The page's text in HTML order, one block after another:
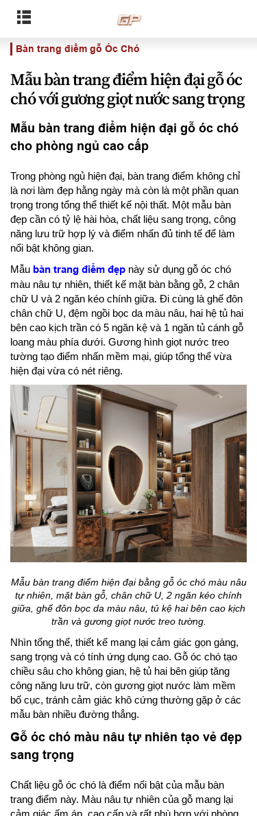
Bàn trang điểm gỗ Óc Chó
Mẫu bàn trang điểm hiện đại gỗ óc
chó với gương giọt nước sang trọng
Mẫu bàn trang điểm hiện đại gỗ óc chó
cho phòng ngủ cao cấp
Trong phòng ngủ hiện đại, bàn trang điểm không chỉ
là nơi làm đẹp hằng ngày mà còn là một phần quan
trọng trong tổng thể thiết kế nội thất. Một mẫu bàn
đẹp cần có tỷ lệ hài hòa, chất liệu sang trọng, công
năng lưu trữ hợp lý và điểm nhấn đủ tinh tế để làm
nổi bật không gian.
Mẫu bàn trang điểm đẹp này sử dụng gỗ óc chó
màu nâu tự nhiên, thiết kế mặt bàn bằng gỗ, 2 chân
chữ U và 2 ngăn kéo chính giữa. Đi cùng là ghế đôn
chân chữ U, đệm ngồi bọc da màu nâu, hai hệ tủ hai
bên cao kịch trần có 5 ngăn kệ và 1 ngăn tủ cánh gỗ
loang màu phía dưới. Gương hình giọt nước treo
tường tạo điểm nhấn mềm mại, giúp tổng thể vừa
hiện đại vừa có nét riêng.
Mẫu bàn trang điểm hiện đại bằng gỗ óc chó màu nâu
tự nhiên, mặt bàn gỗ, chân chữ U, 2 ngăn kéo chính
giữa, ghế đôn bọc da màu nâu, tủ kệ hai bên cao kịch
trần và gương giọt nước treo tường.
Nhìn tổng thể, thiết kế mang lại cảm giác gọn gàng,
sang trọng và có tính ứng dụng cao. Gỗ óc chó tạo
chiều sâu cho không gian, hệ tủ hai bên giúp tăng
công năng lưu trữ, còn gương giọt nước làm mềm
bố cục, tránh cảm giác khô cứng thường gặp ở các
mẫu bàn nhiều đường thẳng.
Gỗ óc chó màu nâu tự nhiên tạo vẻ đẹp
sang trọng
Chất liệu gỗ óc chó là điểm nổi bật của mẫu bàn
trang điểm này. Màu nâu tự nhiên của gỗ mang lại
cảm giác ấm áp, cao cấp và rất phù hợp với phòng